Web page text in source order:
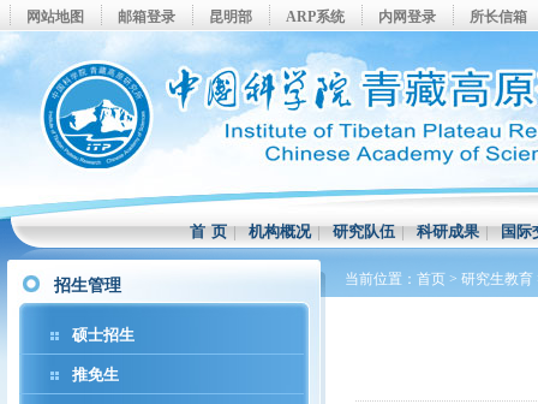
网站地图 邮箱登录 昆明部 ARP系统 内网登录 所长信箱
首 页|机构概况|研究队伍|科研成果|国际
招生管理
硕士招生
推免生
当前位置： 首页 > 研究生教育